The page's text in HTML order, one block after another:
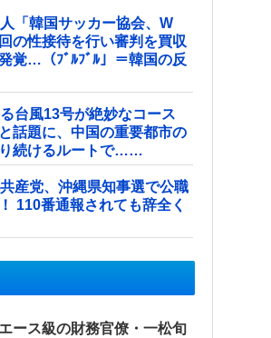
「韓国サッカー協会、W
の性接待を行い審判を買収
覚…（ﾌﾞﾙﾌﾞﾙ」＝韓国の反
台風13号が絶妙なコース
話題に、中国の重要都市の
り続けるルートで……
産党、沖縄県知事選で公職
110番通報されても辞全く
ース級の財務官僚・一松旬